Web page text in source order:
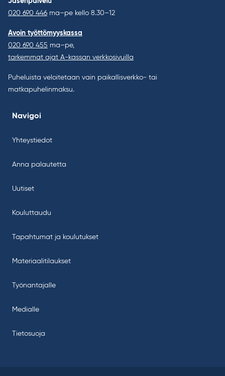
020 690 446 ma–pe kello 8.30–12
Avoin työttömyyskassa
020 690 455 ma–pe,
tarkemmat ajat A-kassan verkkosivuilla
Puheluista veloitetaan vain paikallisverkko- tai
matkapuhelinmaksu.
Navigoi
Yhteystiedot
Anna palautetta
Uutiset
Kouluttaudu
Tapahtumat ja koulutukset
Materiaalitilaukset
Työnantajalle
Medialle
Tietosuoja